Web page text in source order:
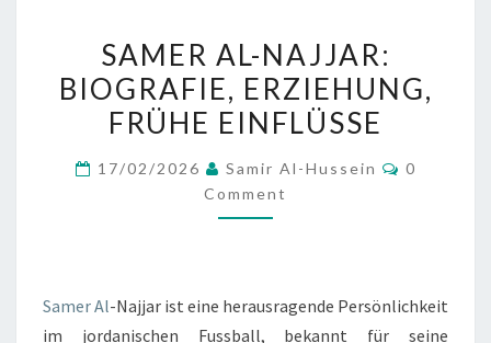
AL-
NAJJAR:
BIOGRAFIE,
FRÜHE
EINFLÜSSE
SAMER AL-NAJJAR:
BIOGRAFIE, ERZIEHUNG,
FRÜHE EINFLÜSSE
17/02/2026 Samir Al-Hussein Comments
0
Comment
Samer Al-Najjar ist eine herausragende Persönlichkeit
im jordanischen Fussball, bekannt für seine